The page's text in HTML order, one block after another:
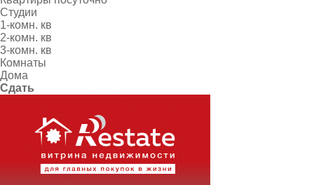
Студии
1-комн. кв
2-комн. кв
3-комн. кв
Комнаты
Дома
Сдать